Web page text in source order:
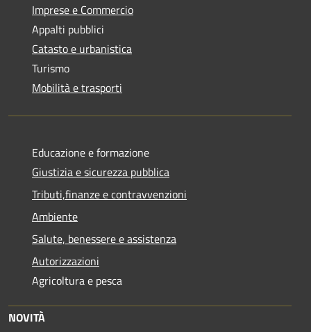
Imprese e Commercio
Appalti pubblici
Catasto e urbanistica
Turismo
Mobilità e trasporti
Educazione e formazione
Giustizia e sicurezza pubblica
Tributi,finanze e contravvenzioni
Ambiente
Salute, benessere e assistenza
Autorizzazioni
Agricoltura e pesca
NOVITÀ